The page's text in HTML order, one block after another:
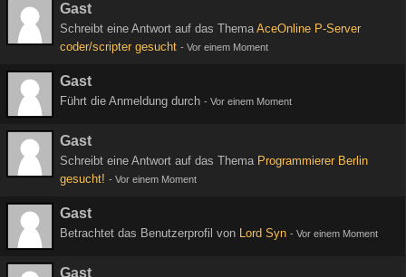
Gast
Schreibt eine Antwort auf das ThemaAceOnline P-Server
coder/scripter gesucht - Vor einem Moment
Gast
Führt die Anmeldung durch - Vor einem Moment
Gast
Schreibt eine Antwort auf das Thema Programmierer Berlin
gesucht! - Vor einem Moment
Gast
Betrachtet das Benutzerprofil von Lord Syn - Vor einem Moment
Gast